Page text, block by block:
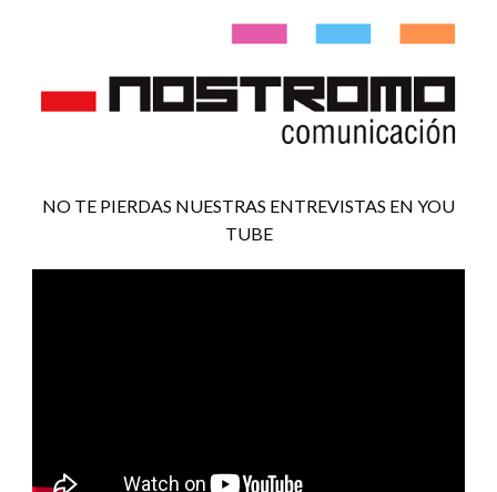
NO TE PIERDAS NUESTRAS ENTREVISTAS EN YOU
TUBE